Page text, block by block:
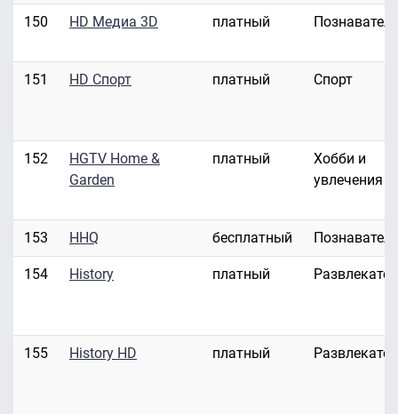
150 HD Медиа 3D платный
151 HD Спорт платный Спорт
152
HGTV Home &
Garden
платный
Хобби и
увлечения
153 HHQ бесплатный
154 History платный
155 History HD платный